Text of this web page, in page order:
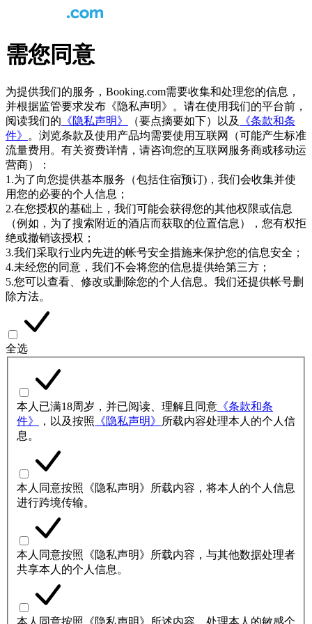
需您同意
为提供我们的服务，Booking.com需要收集和处理您的信息，
并根据监管要求发布《隐私声明》。请在使用我们的平台前，
阅读我们的 《隐私声明》 （要点摘要如下）以及
《条款和条
件》
。浏览条款及使用产品均需要使用互联网（可能产生标准
流量费用。有关资费详情，请咨询您的互联网服务商或移动运
营商）：
1.为了向您提供基本服务（包括住宿预订)，我们会收集并使
用您的必要的个人信息；
2.在您授权的基础上，我们可能会获得您的其他权限或信息
（例如，为了搜索附近的酒店而获取的位置信息），您有权拒
绝或撤销该授权；
3.我们采取行业内先进的帐号安全措施来保护您的信息安全；
4.未经您的同意，我们不会将您的信息提供给第三方；
5.您可以查看、修改或删除您的个人信息。我们还提供帐号删
除方法。
全选
本人已满18周岁，并已阅读、理解且同意 《条款和条
件》
，以及按照 《隐私声明》
所载内容处理本人的个人信
息。
本人同意按照《隐私声明》所载内容，将本人的个人信息
进行跨境传输。
本人同意按照《隐私声明》所载内容，与其他数据处理者
共享本人的个人信息。
本人同意按照《隐私声明》所述内容，处理本人的敏感个